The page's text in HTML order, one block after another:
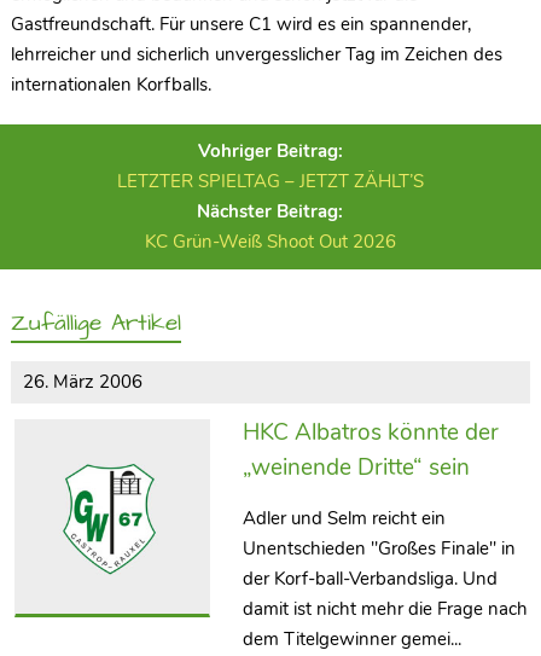
Gastfreundschaft. Für unsere C1 wird es ein spannender,
lehrreicher und sicherlich unvergesslicher Tag im Zeichen des
internationalen Korfballs.
Vohriger Beitrag:
LETZTER SPIELTAG – JETZT ZÄHLT’S
Nächster Beitrag:
KC Grün-Weiß Shoot Out 2026
Zufällige Artikel
26. März 2006
HKC Albatros könnte der
„weinende Dritte“ sein
Adler und Selm reicht ein
Unentschieden "Großes Finale" in
der Korf-ball-Verbandsliga. Und
damit ist nicht mehr die Frage nach
dem Titelgewinner gemei...